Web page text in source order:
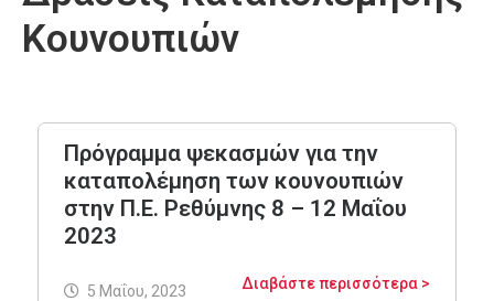
Έργα
Ψηφιακές
Υπηρεσίες
Επικοινωνία
Κουνουπιών
Πρόγραμμα ψεκασμών για την
καταπολέμηση των κουνουπιών
στην Π.Ε. Ρεθύμνης 8 – 12 Μαΐου
2023
Διαβάστε περισσότερα >
5 Μαΐου, 2023